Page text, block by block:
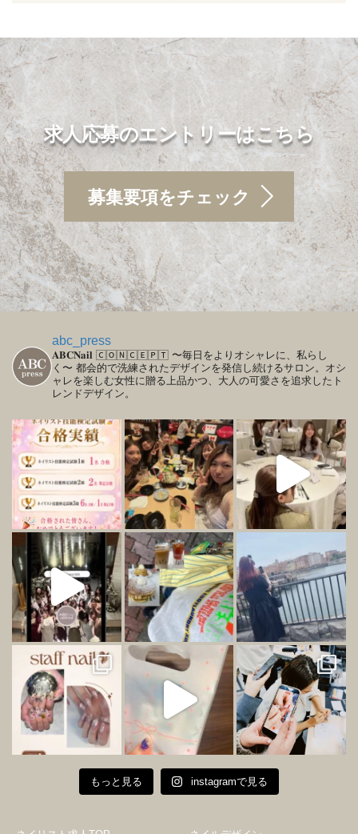
求人応募のエントリーはこちら
募集要項をチェック
abc_press
𝐀𝐁𝐂𝐍𝐚𝐢𝐥 🄲🄾🄽🄲🄴🄿🅃 〜毎日をよりオシャレに、私らし
く〜 都会的で洗練されたデザインを発信し続けるサロン。オシ
ャレを楽しむ女性に贈る上品かつ、大人の可愛さを追求したト
レンドデザイン。
もっと見る instagramで見る